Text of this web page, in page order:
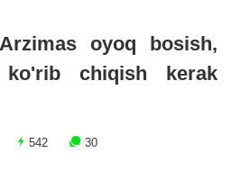
oyoq bosish,
chiqish kerak
542 30